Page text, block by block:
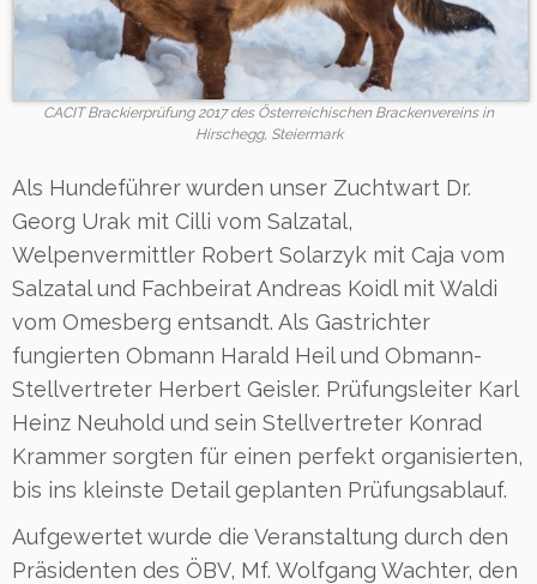
CACIT Brackierprüfung 2017 des Österreichischen Brackenvereins in
Hirschegg, Steiermark
Als Hundeführer wurden unser Zuchtwart Dr.
Georg Urak mit Cilli vom Salzatal,
Welpenvermittler Robert Solarzyk mit Caja vom
Salzatal und Fachbeirat Andreas Koidl mit Waldi
vom Omesberg entsandt. Als Gastrichter
fungierten Obmann Harald Heil und Obmann-
Stellvertreter Herbert Geisler. Prüfungsleiter Karl
Heinz Neuhold und sein Stellvertreter Konrad
Krammer sorgten für einen perfekt organisierten,
bis ins kleinste Detail geplanten Prüfungsablauf.
Aufgewertet wurde die Veranstaltung durch den
Präsidenten des ÖBV, Mf. Wolfgang Wachter, den